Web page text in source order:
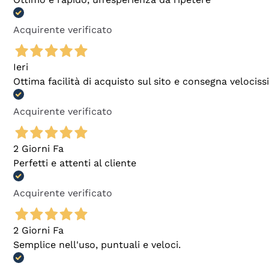
Acquirente verificato
Ieri
Ottima facilità di acquisto sul sito e consegna
Acquirente verificato
2 Giorni Fa
Perfetti e attenti al cliente
Acquirente verificato
2 Giorni Fa
Semplice nell'uso, puntuali e veloci.